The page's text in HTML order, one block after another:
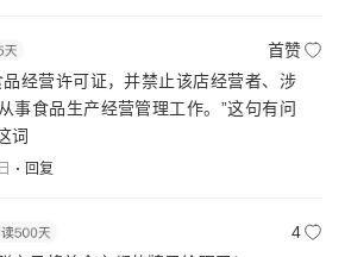
首赞
品经营许可证，并禁止该店经营者、涉
事食品生产经营管理工作。”这句有问
词
回复
4